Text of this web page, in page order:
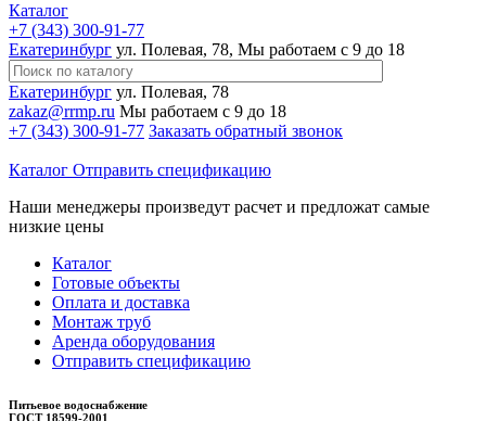
Каталог
+7 (343) 300-91-77
Екатеринбург ул. Полевая, 78, Мы работаем с 9 до 18
Екатеринбург ул. Полевая, 78
zakaz@rrmp.ru Мы работаем с 9 до 18
+7 (343) 300-91-77 Заказать обратный звонок
Каталог Отправить спецификацию
Наши менеджеры произведут расчет и предложат самые
низкие цены
Каталог
Готовые объекты
Оплата и доставка
Монтаж труб
Аренда оборудования
Отправить спецификацию
Питьевое водоснабжение
ГОСТ 18599-2001